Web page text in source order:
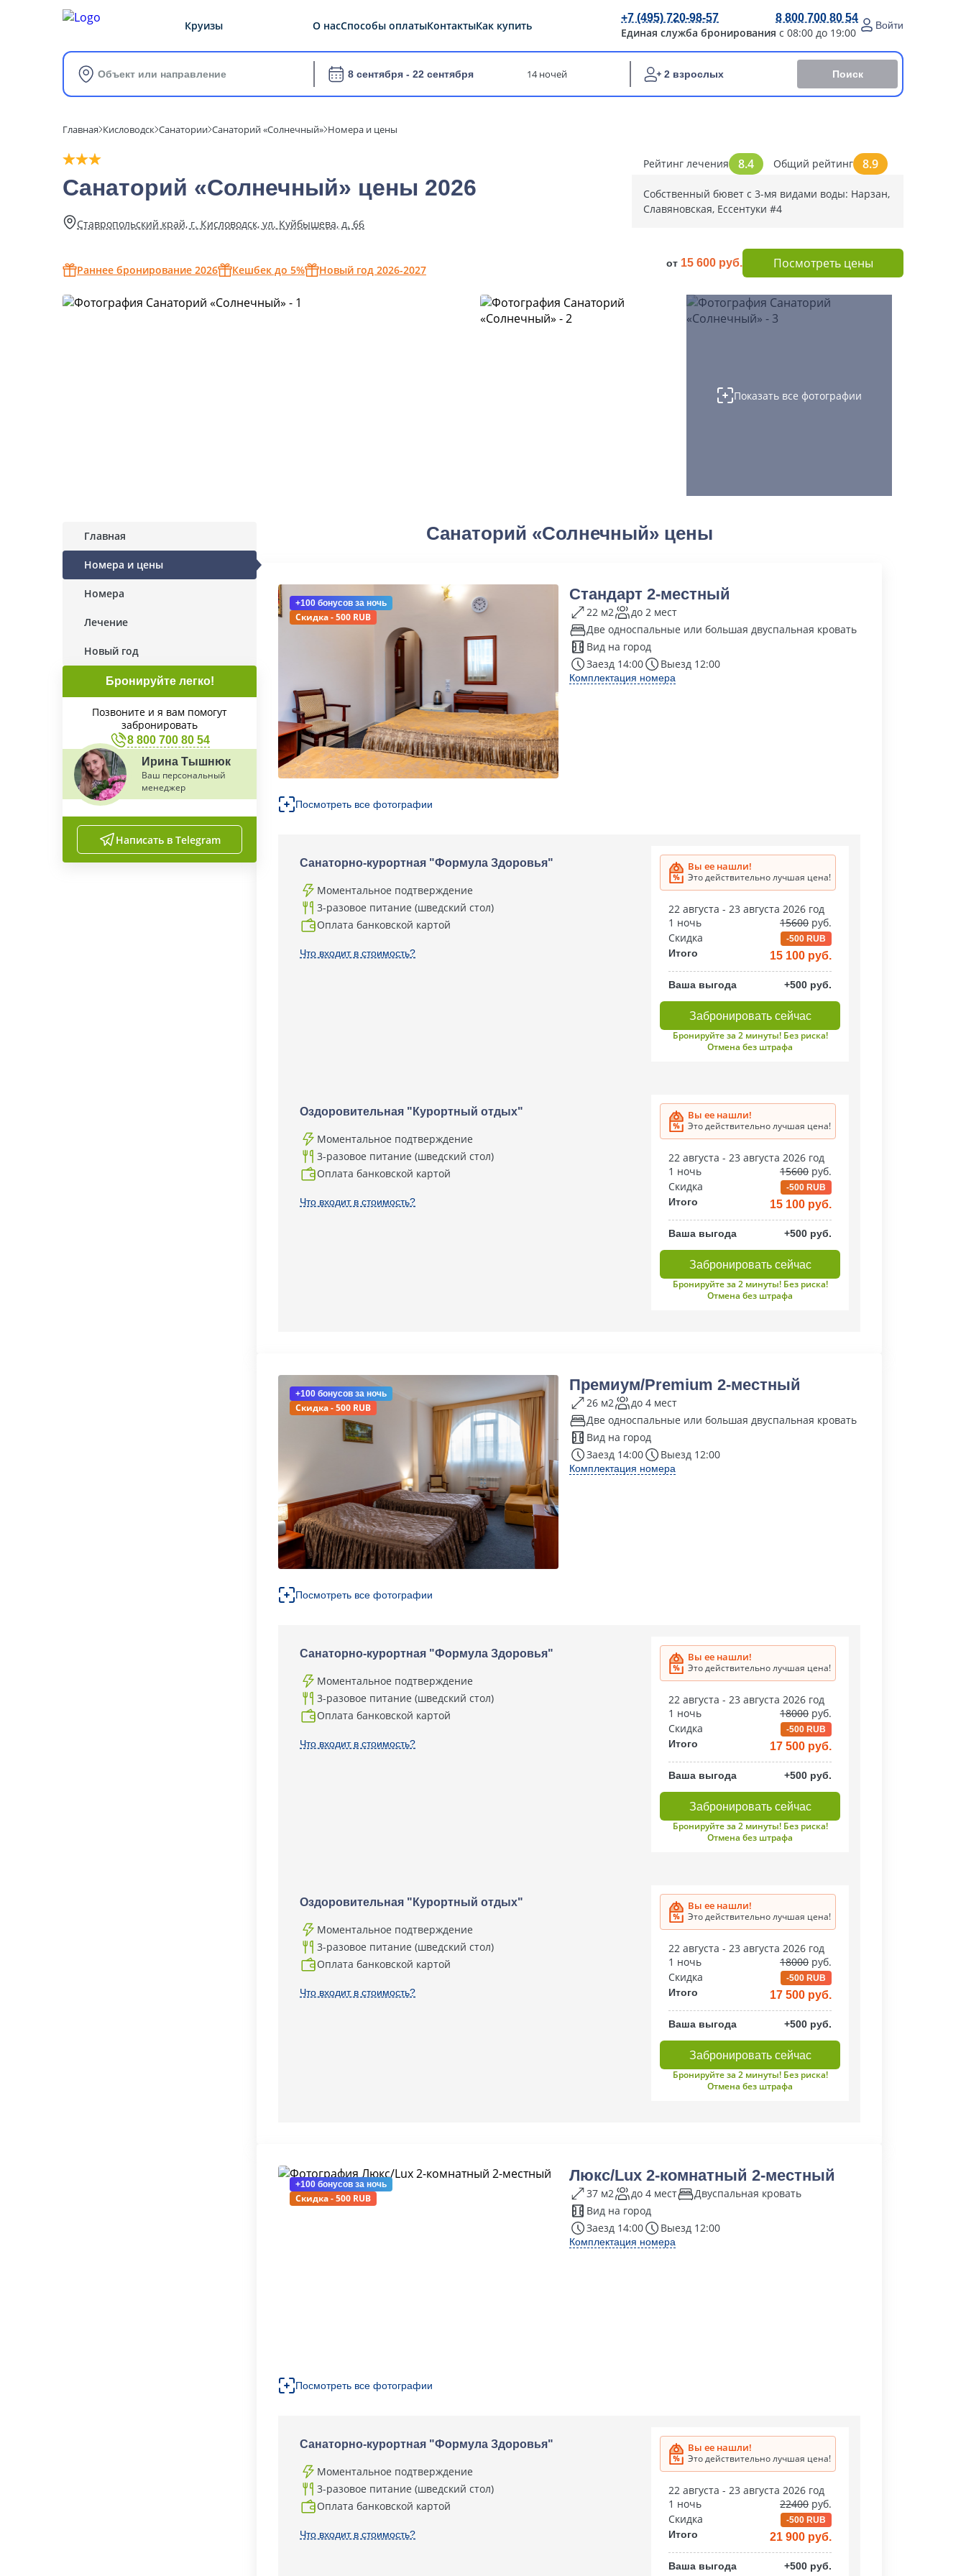
Круизы О насСпособы оплатыКонтактыКак купить
+7 (495) 720-98-57 8 800 700 80 54
Единая служба бронирования с 08:00 до 19:00
Войти
Объект или направление 8 сентября - 22 сентября 14 ночей 2 взрослых Поиск
Главная Кисловодск Санатории Санаторий «Солнечный» Номера и цены
Санаторий «Солнечный» цены 2026
Ставропольский край, г. Кисловодск, ул. Куйбышева, д. 66
Раннее бронирование 2026 Кешбек до 5% Новый год 2026-2027
Рейтинг лечения 8.4 Общий рейтинг 8.9
Собственный бювет с 3-мя видами воды: Нарзан,
Славяновская, Ессентуки #4
от 15 600 руб. Посмотреть цены
Показать все фотографии
Главная
Номера и цены
Номера
Лечение
Новый год
Бронируйте легко!
Позвоните и я вам помогут
забронировать
8 800 700 80 54
Ирина Тышнюк
Ваш персональный
менеджер
Написать в Telegram
Санаторий «Солнечный» цены
+100 бонусов за ночь
Скидка - 500 RUB
Посмотреть все фотографии
Стандарт 2-местный
22 м2
до 2 мест
Две односпальные или большая двуспальная кровать
Вид на город
Заезд 14:00
Выезд 12:00
Комплектация номера
Санаторно-курортная "Формула Здоровья"
Моментальное подтверждение
3-разовое питание (шведский стол)
Оплата банковской картой
Что входит в стоимость?
Вы ее нашли!
Это действительно лучшая цена!
22 августа - 23 августа 2026 год
1 ночь
15600 руб.
Скидка
-500 RUB
Итого 15 100 руб.
Ваша выгода +500 руб.
Забронировать сейчас
Бронируйте за 2 минуты! Без риска!
Отмена без штрафа
Оздоровительная "Курортный отдых"
Моментальное подтверждение
3-разовое питание (шведский стол)
Оплата банковской картой
Что входит в стоимость?
Вы ее нашли!
Это действительно лучшая цена!
22 августа - 23 августа 2026 год
1 ночь
15600 руб.
Скидка
-500 RUB
Итого 15 100 руб.
Ваша выгода +500 руб.
Забронировать сейчас
Бронируйте за 2 минуты! Без риска!
Отмена без штрафа
+100 бонусов за ночь
Скидка - 500 RUB
Посмотреть все фотографии
Премиум/Premium 2-местный
26 м2
до 4 мест
Две односпальные или большая двуспальная кровать
Вид на город
Заезд 14:00
Выезд 12:00
Комплектация номера
Санаторно-курортная "Формула Здоровья"
Моментальное подтверждение
3-разовое питание (шведский стол)
Оплата банковской картой
Что входит в стоимость?
Вы ее нашли!
Это действительно лучшая цена!
22 августа - 23 августа 2026 год
1 ночь
18000 руб.
Скидка
-500 RUB
Итого 17 500 руб.
Ваша выгода +500 руб.
Забронировать сейчас
Бронируйте за 2 минуты! Без риска!
Отмена без штрафа
Оздоровительная "Курортный отдых"
Моментальное подтверждение
3-разовое питание (шведский стол)
Оплата банковской картой
Что входит в стоимость?
Вы ее нашли!
Это действительно лучшая цена!
22 августа - 23 августа 2026 год
1 ночь
18000 руб.
Скидка
-500 RUB
Итого 17 500 руб.
Ваша выгода +500 руб.
Забронировать сейчас
Бронируйте за 2 минуты! Без риска!
Отмена без штрафа
+100 бонусов за ночь
Скидка - 500 RUB
Посмотреть все фотографии
Люкс/Lux 2-комнатный 2-местный
37 м2 до 4 мест
Двуспальная кровать
Вид на город
Заезд 14:00
Выезд 12:00
Комплектация номера
Санаторно-курортная "Формула Здоровья"
Моментальное подтверждение
3-разовое питание (шведский стол)
Оплата банковской картой
Что входит в стоимость?
Вы ее нашли!
Это действительно лучшая цена!
22 августа - 23 августа 2026 год
1 ночь
22400 руб.
Скидка
-500 RUB
Итого 21 900 руб.
Ваша выгода +500 руб.